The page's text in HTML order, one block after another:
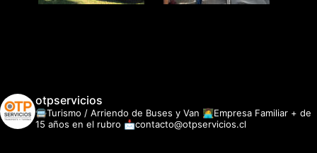
otpservicios
🚍Turismo / Arriendo de Buses y Van 👩‍💻Empresa Familiar + de
15 años en el rubro 📩contacto@otpservicios.cl